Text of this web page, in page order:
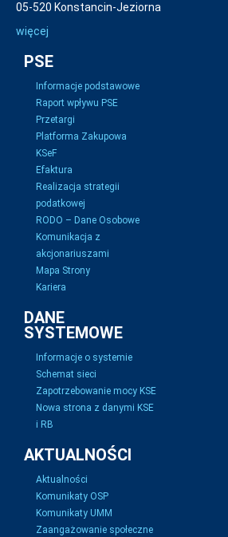
05-520 Konstancin-Jeziorna
więcej
PSE
Informacje podstawowe
Raport wpływu PSE
Przetargi
Platforma Zakupowa
KSeF
Efaktura
Realizacja strategii
podatkowej
RODO – Dane Osobowe
Komunikacja z
akcjonariuszami
Mapa Strony
Kariera
DANE
SYSTEMOWE
Informacje o systemie
Schemat sieci
Zapotrzebowanie mocy KSE
Nowa strona z danymi KSE
i RB
AKTUALNOŚCI
Aktualności
Komunikaty OSP
Komunikaty UMM
Zaangażowanie społeczne